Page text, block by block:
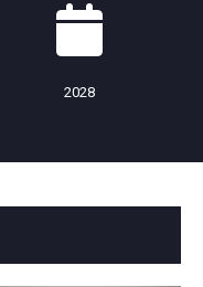
2028